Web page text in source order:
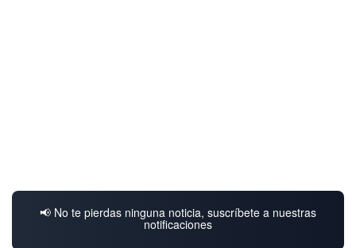
📢 No te pierdas ninguna noticia, suscríbete a nuestras
notificaciones